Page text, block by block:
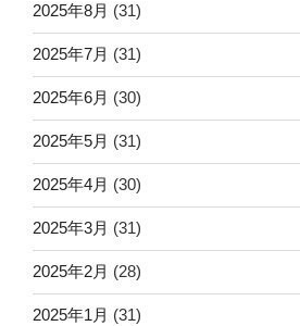
2025年8月 (31)
2025年7月 (31)
2025年6月 (30)
2025年5月 (31)
2025年4月 (30)
2025年3月 (31)
2025年2月 (28)
2025年1月 (31)